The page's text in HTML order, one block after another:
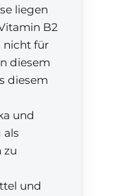
liegen
B2
nicht für
diesem
diesem
und
als
zu
und